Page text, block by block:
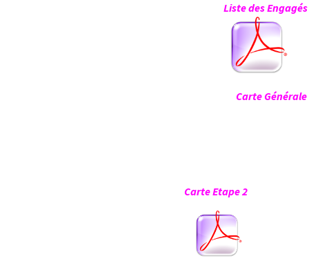
Liste des
Carte
Carte Etape 2